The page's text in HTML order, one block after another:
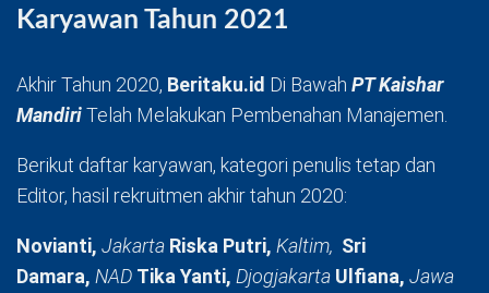
Karyawan Tahun 2021
Akhir Tahun 2020, Beritaku.id Di Bawah PT Kaishar
MandiriTelah Melakukan Pembenahan Manajemen.
Berikut daftar karyawan, kategori penulis tetap dan
Editor, hasil rekruitmen akhir tahun 2020:
Novianti, Jakarta Riska Putri, Kaltim, Sri
Damara, NAD Tika Yanti, Djogjakarta Ulfiana, Jawa